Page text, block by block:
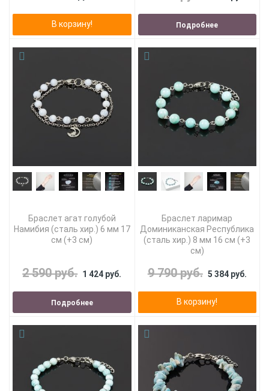
В корзину! Подробнее
Браслет агат голубой
Намибия (сталь хир.) 6 мм 17
см (+3 см)
2 590 руб. 1 424 руб.
Подробнее
Браслет ларимар
Доминиканская Республика
(сталь хир.) 8 мм 16 см (+3
см)
9 790 руб. 5 384 руб.
В корзину!